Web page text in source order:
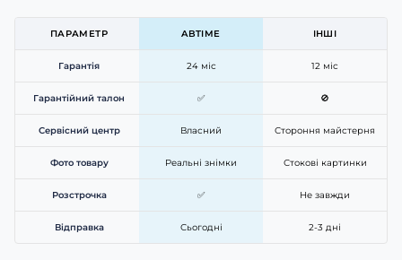
ПАРАМЕТР ABTIME ІНШІ
Гарантія 24 міс 12 міс
Гарантійний талон ✅ 🚫
Сервісний центр Власний Стороння майстерня
Фото товару Реальні знімки Стокові картинки
Розстрочка ✅ Не завжди
Відправка Сьогодні 2-3 дні